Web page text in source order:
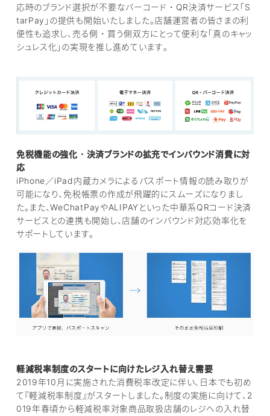
応時のブランド選択が不要なバーコード・QR決済サービス「S
tarPay」の提供も開始いたしました。店舗運営者の皆さまの利
便性も追求し、売る側・買う側双方にとって便利な「真のキャッ
シュレス化」の実現を推し進めています。
免税機能の強化・決済ブランドの拡充でインバウンド消費に対
応
iPhone／iPad内蔵カメラによるパスポート情報の読み取りが
可能になり、免税帳票の作成が飛躍的にスムーズになりまし
た。また、WeChatPayやALIPAYといった中華系QRコード決済
サービスとの連携も開始し、店舗のインバウンド対応効率化を
サポートしています。
軽減税率制度のスタートに向けたレジ入れ替え需要
2019年10月に実施された消費税率改定に伴い、日本でも初め
て『軽減税率制度』がスタートしました。制度の実施に向けて、2
019年春頃から軽減税率対象商品取扱店舗のレジへの入れ替